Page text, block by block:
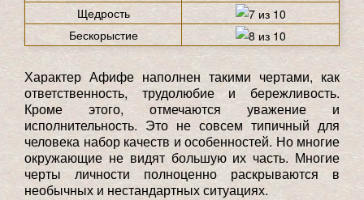
Щедрость
Бескорыстие
Характер Афифе наполнен такими чертами, как
ответственность, трудолюбие и бережливость.
Кроме этого, отмечаются уважение и
исполнительность. Это не совсем типичный для
человека набор качеств и особенностей. Но многие
окружающие не видят большую их часть. Многие
черты личности полноценно раскрываются в
необычных и нестандартных ситуациях.